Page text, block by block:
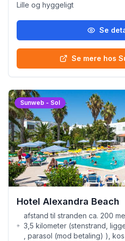
Lille og hyggeligt
Se
Se mere hos
Sunweb - Sol
Hotel Alexandra Beach
afstand til stranden ca. 200
3,5 kilometer (stenstrand,
, parasol (mod betaling) ),